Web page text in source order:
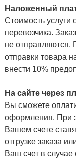
Наложенный
Стоимость услуги
перевозчика.
не отправляются.
отправки товара
внести 10%
На сайте через
Вы сможете
оформления. При
Вашем счете
отгрузке заказа
Ваш счет в случае